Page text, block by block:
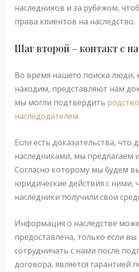
наследников и за рубежом,
права клиентов на наследство.
Шаг второй – контакт с
Во время нашего поиска люди,
находим, представляют нам
мы могли подтвердить
наследодателем.
Если есть доказательства, что
наследниками, мы предлагаем
Согласно которому мы будем
юридические действия с ними,
наследники получили свои
Информация о наследстве
предоставлена, только если
сотрудничать с нами после
договора, является гарантией